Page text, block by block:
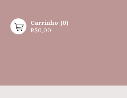
Carrinho (0)
R$0,00